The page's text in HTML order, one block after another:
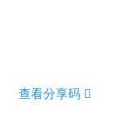
查看分享码 